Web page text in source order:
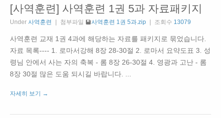
[사역훈련] 사역훈련 1권 5과 자료패키지
Under 사역훈련 첨부파일 사역훈련 1권 5과.zip 조회수 13079
사역훈련 교재 1권 4과에 해당하는 자료를 패키지로 묶었습니다.
자료 목록---- 1. 로마서강해 8장 28-30절 2. 로마서 요약도표 3. 성
령님 안에서 사는 자의 축복 - 롬 8장 26-30절 4. 영광과 고난 - 롬
8장 30절 많은 도움 되시길 바랍니다. ...
자세히 보기 →